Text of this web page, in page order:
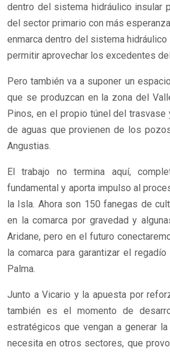
dentro del sistema hidráulico insular
del sector primario con más
enmarca dentro del sistema hidráulico
permitir aprovechar los excedentes
Pero también va a suponer un
que se produzcan en la zona del
Pinos, en el propio túnel del trasvase
de aguas que provienen de los
Angustias.
El trabajo no termina aquí,
fundamental y aporta impulso al
la Isla. Ahora son 150 fanegas de
en la comarca por gravedad y
Aridane, pero en el futuro
la comarca para garantizar el
Palma.
Junto a Vicario y la apuesta por
también es el momento de
estratégicos que vengan a generar
necesita en otros sectores, que